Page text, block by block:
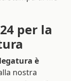
per la
è
nostra